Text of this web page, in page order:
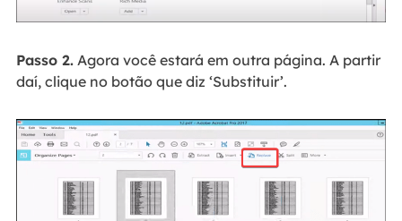
Passo 2.Agora você estará em outra página. A partir
daí, clique no botão que diz ‘Substituir’.